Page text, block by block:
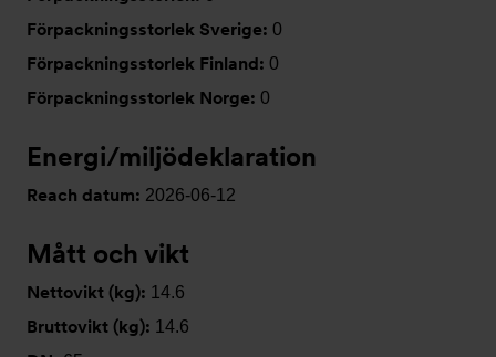
Förpackningsstorlek Sverige: 0
Förpackningsstorlek Finland: 0
Förpackningsstorlek Norge: 0
Energi/miljödeklaration
Reach datum: 2026-06-12
Mått och vikt
Nettovikt (kg): 14.6
Bruttovikt (kg): 14.6